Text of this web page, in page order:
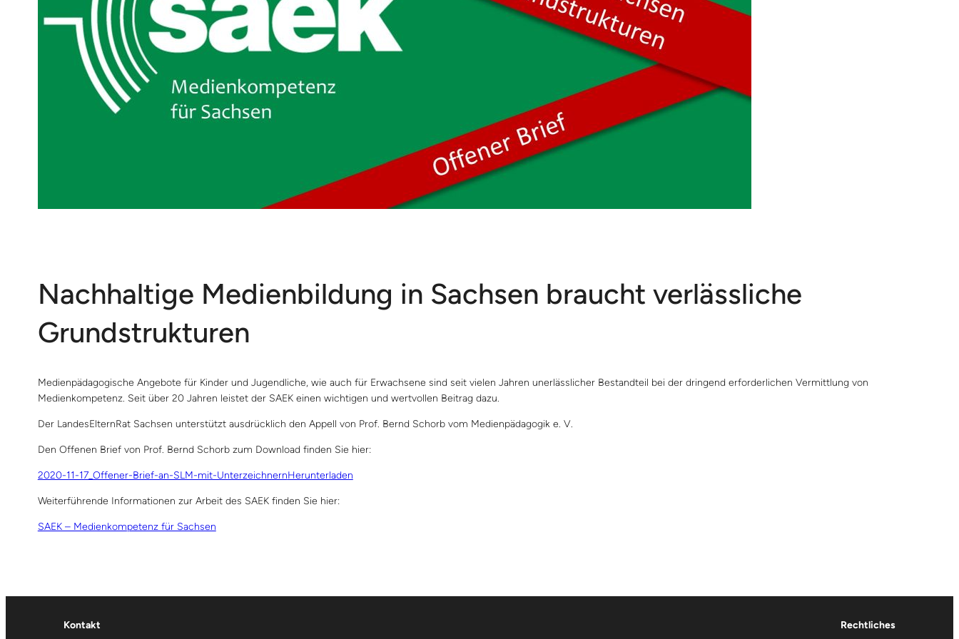
Offener Brief zur künftigen Förderung von Medienkompetenz durch die SLM
30. November
Aktuelles
Medienkompete
Nachhaltige Medienbildung in Sachsen braucht verlässliche
Grundstrukturen
Medienpädagogische Angebote für Kinder und Jugendliche, wie auch für Erwachsene sind seit vielen Jahren unerlässlicher Bestandteil bei der dringend erforderlichen Vermittlung von
Medienkompetenz. Seit über 20 Jahren leistet der SAEK einen wichtigen und wertvollen Beitrag dazu.
Der LandesElternRat Sachsen unterstützt ausdrücklich den Appell von Prof. Bernd Schorb vom Medienpädagogik e. V.
Den Offenen Brief von Prof. Bernd Schorb zum Download finden Sie hier:
2020-11-17_Offener-Brief-an-SLM-mit-UnterzeichnernHerunterladen
Weiterführende Informationen zur Arbeit des SAEK finden Sie hier:
SAEK – Medienkompetenz für Sachsen
Kontakt Rechtliches